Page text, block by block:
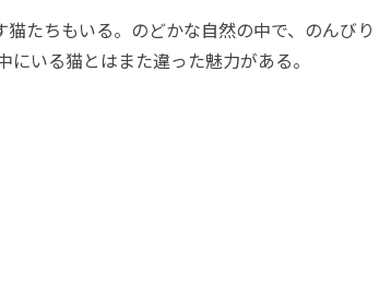
たちもいる。のどかな自然の中で、のんびり
にいる猫とはまた違った魅力がある。